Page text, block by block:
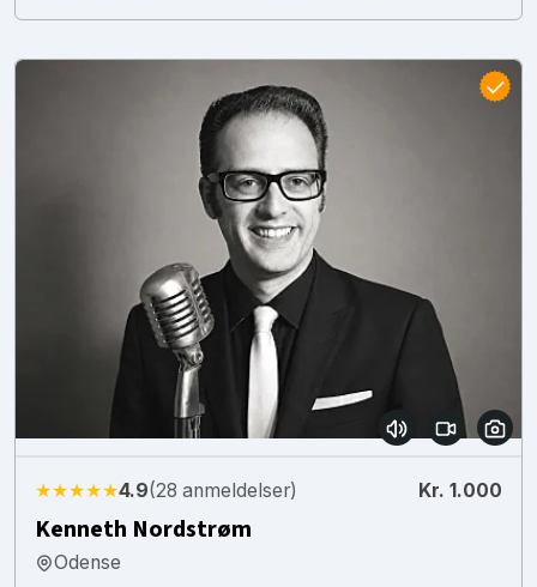
★★★★★4.9(28 anmeldelser) Kr. 1.000
Kenneth Nordstrøm
Odense